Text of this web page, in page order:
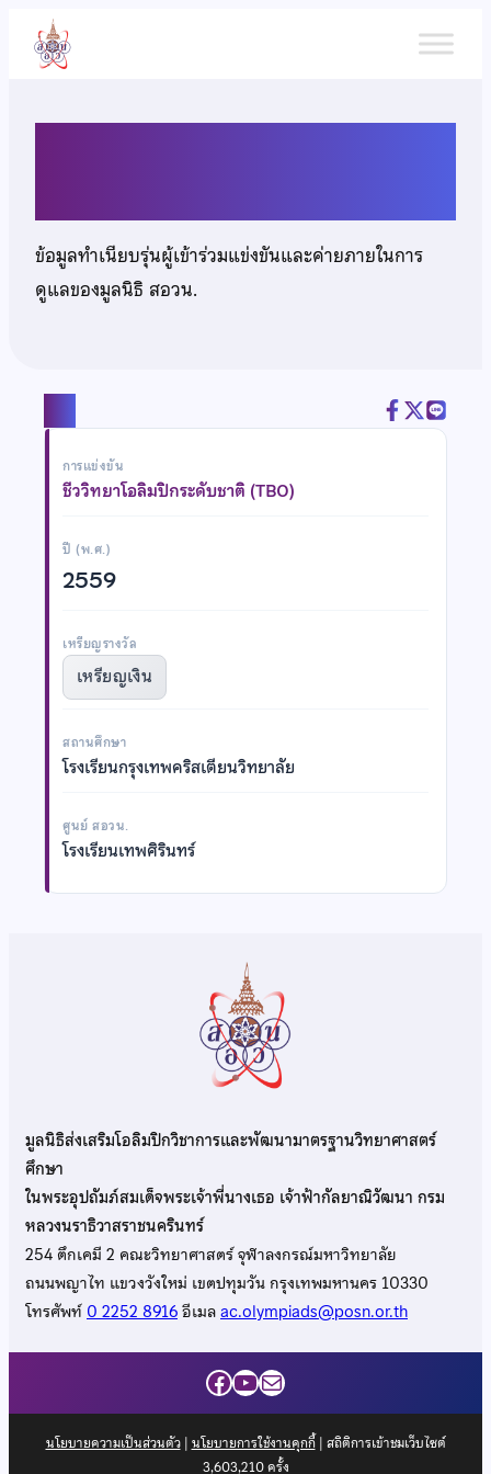
เนื้อหา
ข้อมูลทำเนียบรุ่นผู้เข้าร่วมแข่งขันและค่ายภายในการ
ดูแลของมูลนิธิ สอวน.
การแข่งขัน
ชีววิทยาโอลิมปิกระดับชาติ (TBO)
ปี (พ.ศ.)
2559
เหรียญรางวัล
เหรียญเงิน
สถานศึกษา
โรงเรียนกรุงเทพคริสเตียนวิทยาลัย
ศูนย์ สอวน.
โรงเรียนเทพศิรินทร์
มูลนิธิส่งเสริมโอลิมปิกวิชาการและพัฒนามาตรฐานวิทยาศาสตร์
ศึกษา
ในพระอุปถัมภ์สมเด็จพระเจ้าพี่นางเธอ เจ้าฟ้ากัลยาณิวัฒนา กรม
หลวงนราธิวาสราชนครินทร์
254 ตึกเคมี 2 คณะวิทยาศาสตร์ จุฬาลงกรณ์มหาวิทยาลัย
ถนนพญาไท แขวงวังใหม่ เขตปทุมวัน กรุงเทพมหานคร 10330
โทรศัพท์0 2252 8916อีเมลac.olympiads@posn.or.th
Facebook
YouTube
Mail
นโยบายความเป็นส่วนตัว| นโยบายการใช้งานคุกกี้| สถิติการเข้าชมเว็บไซต์
3,603,210ครั้ง